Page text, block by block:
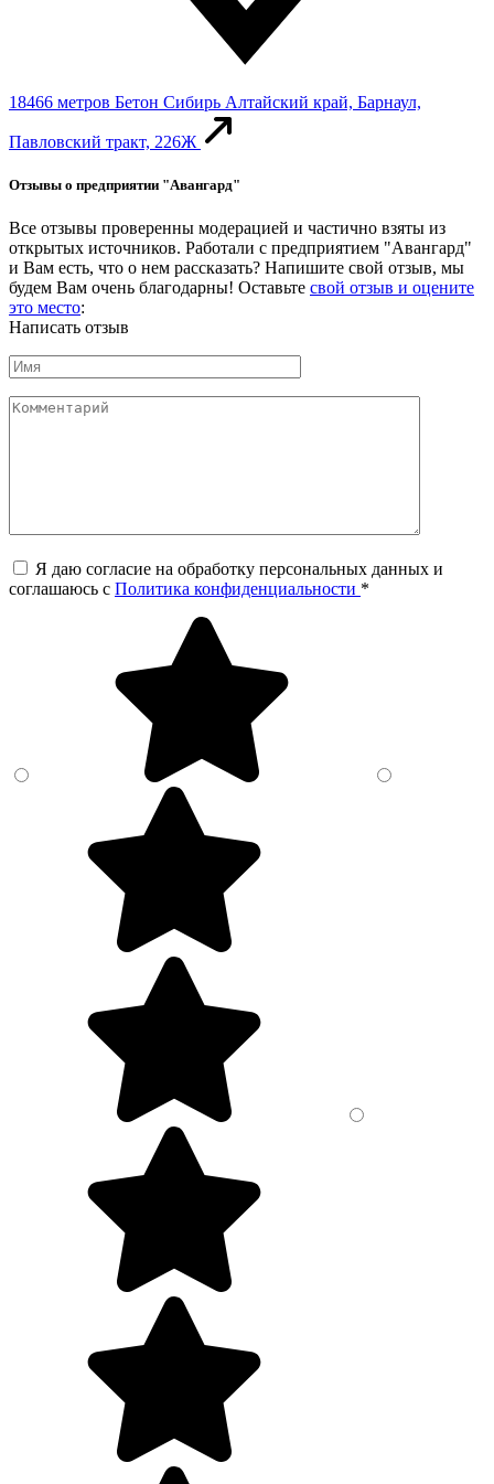
18466 метров Бетон Сибирь Алтайский край, Барнаул,
Павловский тракт, 226Ж
Отзывы о предприятии "Авангард"
Все отзывы проверенны модерацией и частично взяты из
открытых источников. Работали с предприятием "Авангард"
и Вам есть, что о нем рассказать? Напишите свой отзыв, мы
будем Вам очень благодарны! Оставьте свой отзыв и оцените
это место:
Написать отзыв
Я даю согласие на обработку персональных данных и
соглашаюсь c Политика конфиденциальности *